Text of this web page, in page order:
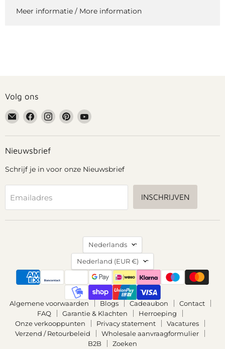
Meer informatie / More information
Volg ons
Email
Grennn
Vind
ons
op
Facebook
Vind
ons
op
Vind
ons
op
Vind
op
Nieuwsbrief
Schrijf je in voor onze Nieuwsbrief
Emailadres INSCHRIJVEN
Taal
Nederlands
Land
Nederland (EUR €)
Algemene voorwaarden Blogs Cadeaubon
Contact
FAQ
Garantie & Klachten
Herroeping
Onze verkooppunten
Privacy statement
Vacatures
Verzend / Retourbeleid
Wholesale aanvraagformulier
B2B
Zoeken